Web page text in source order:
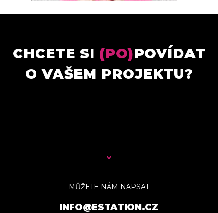
CHCETE SI (PO)POVÍDAT
O VAŠEM PROJEKTU?
MŮŽETE NÁM NAPSAT
INFO@ESTATION.CZ